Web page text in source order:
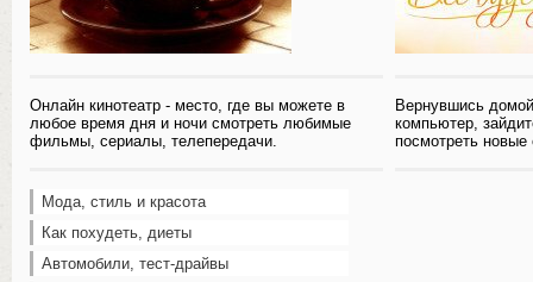
Онлайн кинотеатр - место, где вы можете в
любое время дня и ночи смотреть любимые
фильмы, сериалы, телепередачи.
Вернувшись
компьютер,
посмотреть
Мода, стиль и красота
Как похудеть, диеты
Автомобили, тест-драйвы